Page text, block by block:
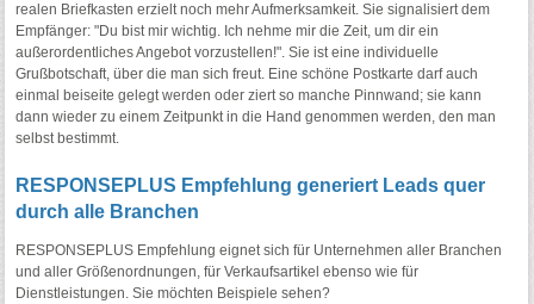
realen Briefkasten erzielt noch mehr Aufmerksamkeit. Sie signalisiert dem
Empfänger: "Du bist mir wichtig. Ich nehme mir die Zeit, um dir ein
außerordentliches Angebot vorzustellen!". Sie ist eine individuelle
Grußbotschaft, über die man sich freut. Eine schöne Postkarte darf auch
einmal beiseite gelegt werden oder ziert so manche Pinnwand; sie kann
dann wieder zu einem Zeitpunkt in die Hand genommen werden, den man
selbst bestimmt.
RESPONSEPLUS Empfehlung generiert Leads quer
durch alle Branchen
RESPONSEPLUS Empfehlung eignet sich für Unternehmen aller Branchen
und aller Größenordnungen, für Verkaufsartikel ebenso wie für
Dienstleistungen. Sie möchten Beispiele sehen?